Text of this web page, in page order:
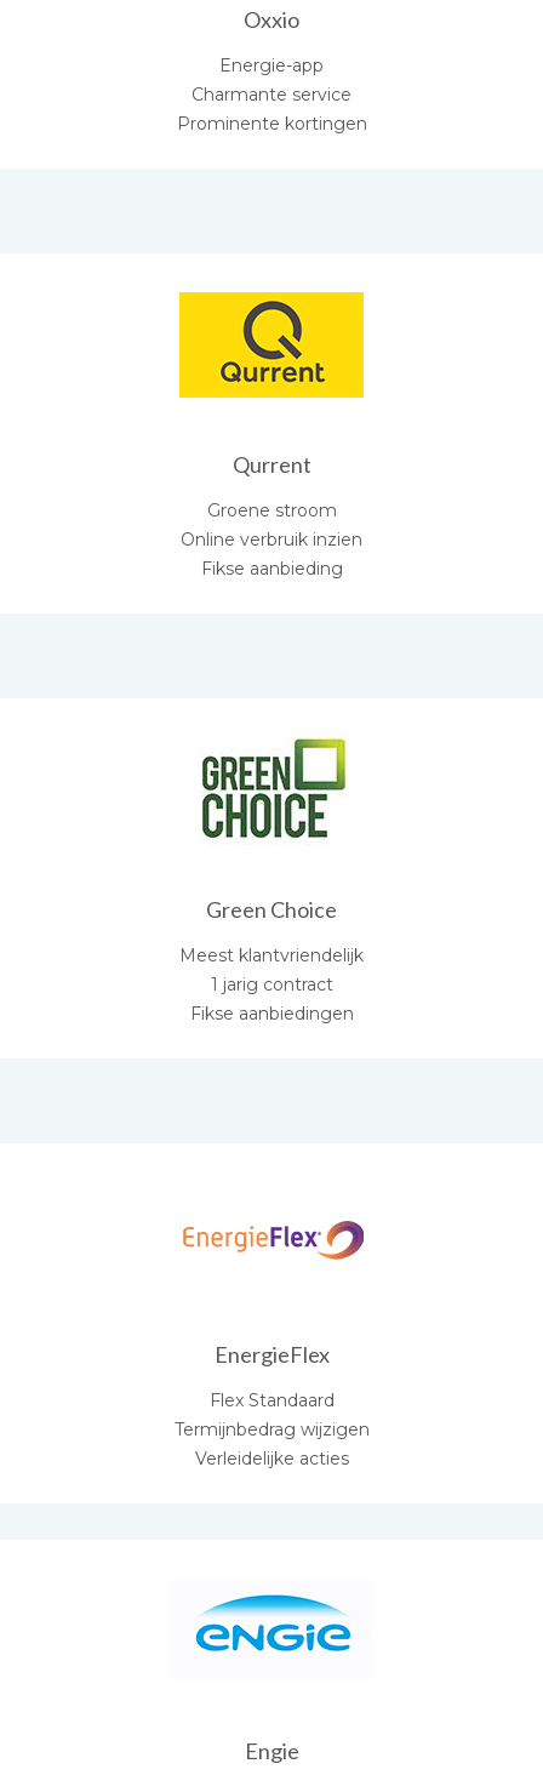
Oxxio
Energie-app
Charmante service
Prominente kortingen
Qurrent
Groene stroom
Online verbruik inzien
Fikse aanbieding
Green Choice
Meest klantvriendelijk
1 jarig contract
Fikse aanbiedingen
EnergieFlex
Flex Standaard
Termijnbedrag wijzigen
Verleidelijke acties
Engie